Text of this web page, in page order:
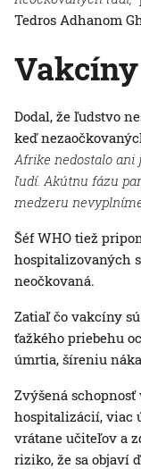
Tedros Adhanom
Dodal, že ľudstvo
keď
Afrike nedostalo ani
ľudí. Akútnu fázu
medzeru
Šéf WHO tiež
hospitalizovaných
neočkovaná.
Zatiaľ čo vakcíny
ťažkého priebehu
úmrtia, šíreniu
Zvýšená
hospitalizácií, viac
vrátane učiteľov a
riziko, že sa objaví